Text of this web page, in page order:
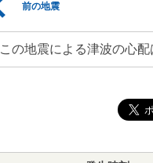
前の地震
この地震による津波の心配